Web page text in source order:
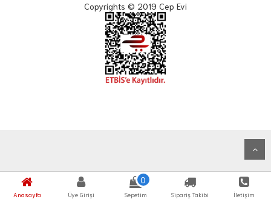
Anasayfa Üye Girişi
0
Sepetim Sipariş Takibi İletişim
Copyrights © 2019 Cep Evi